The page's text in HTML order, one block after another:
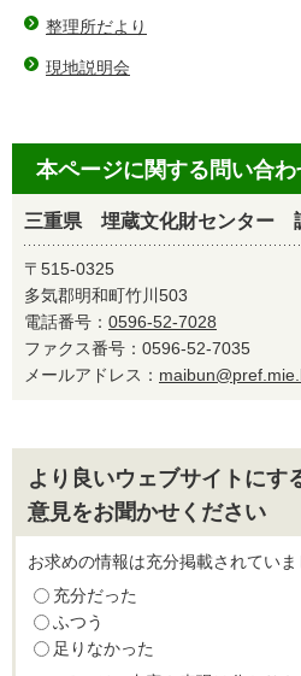
整理所だより
現地説明会
本ページに関する問い合わ
三重県 埋蔵文化財センター
〒515-0325
多気郡明和町竹川503
電話番号： 0596-52-7028
ファクス番号：0596-52-7035
メールアドレス：
より良いウェブサイトにす
意見をお聞かせください
お求めの情報は充分掲載されていま
充分だった
ふつう
足りなかった